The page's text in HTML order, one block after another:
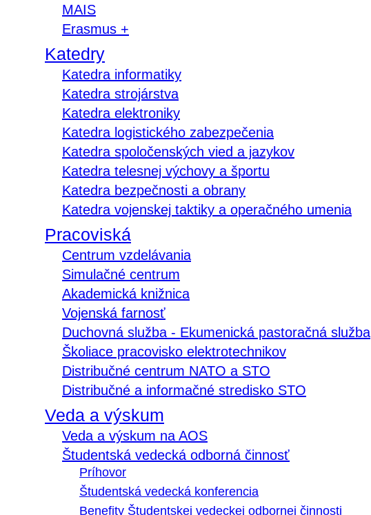
MAIS
Erasmus +
Katedry
Katedra informatiky
Katedra strojárstva
Katedra elektroniky
Katedra logistického zabezpečenia
Katedra spoločenských vied a jazykov
Katedra telesnej výchovy a športu
Katedra bezpečnosti a obrany
Katedra vojenskej taktiky a operačného umenia
Pracoviská
Centrum vzdelávania
Simulačné centrum
Akademická knižnica
Vojenská farnosť
Duchovná služba - Ekumenická pastoračná služba
Školiace pracovisko elektrotechnikov
Distribučné centrum NATO a STO
Distribučné a informačné stredisko STO
Veda a výskum
Veda a výskum na AOS
Študentská vedecká odborná činnosť
Príhovor
Študentská vedecká konferencia
Benefity Študentskej vedeckej odbornej činnosti